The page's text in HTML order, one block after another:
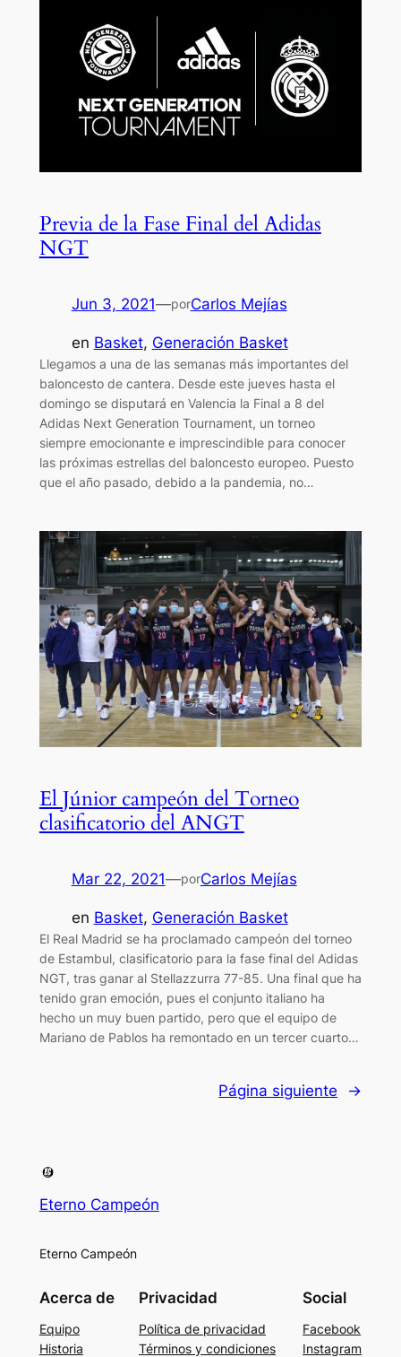
Previa de la Fase Final del Adidas
NGT
Jun 3, 2021—porCarlos Mejías
en Basket, Generación Basket
Llegamos a una de las semanas más importantes del
baloncesto de cantera. Desde este jueves hasta el
domingo se disputará en Valencia la Final a 8 del
Adidas Next Generation Tournament, un torneo
siempre emocionante e imprescindible para conocer
las próximas estrellas del baloncesto europeo. Puesto
que el año pasado, debido a la pandemia, no…
El Júnior campeón del Torneo
clasificatorio del ANGT
Mar 22, 2021—porCarlos Mejías
en Basket, Generación Basket
El Real Madrid se ha proclamado campeón del torneo
de Estambul, clasificatorio para la fase final del Adidas
NGT, tras ganar al Stellazzurra 77-85. Una final que ha
tenido gran emoción, pues el conjunto italiano ha
hecho un muy buen partido, pero que el equipo de
Mariano de Pablos ha remontado en un tercer cuarto…
Página siguiente →
Eterno Campeón
Eterno Campeón
Acerca de
Equipo
Historia
Privacidad
Política de privacidad
Términos y condiciones
Social
Facebook
Instagram